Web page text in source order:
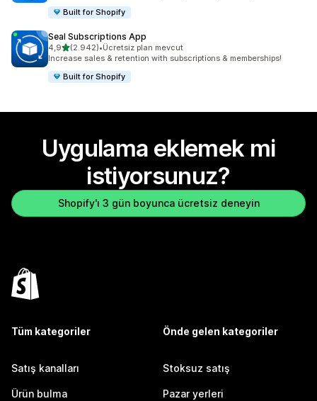
Built for Shopify
Seal Subscriptions App
4,95 yıldız üzerinden
(2.942)
toplam 2942 değerlendirme
•Ücretsiz plan mevcut
Increase sales & retention with subscriptions & memberships!
Built for Shopify
Uygulama eklemek mi
istiyorsunuz?
Shopify'ı 3 gün boyunca ücretsiz deneyin
Tüm kategoriler
Satış kanalları
Ürün bulma
Önde gelen kategoriler
Stoksuz satış
Pazar yerleri